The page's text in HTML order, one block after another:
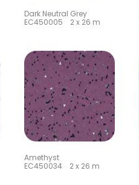
Dark Neutral Grey
EC450005 2 x 26 m
Amethyst
EC450034 2 x 26 m